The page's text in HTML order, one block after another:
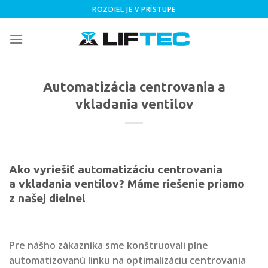
to
content
ROZDIEL JE V PRÍSTUPE
Automatizácia centrovania a
vkladania ventilov
Ako vyriešiť automatizáciu centrovania
a vkladania ventilov? Máme riešenie priamo
z našej dielne!
Pre nášho zákazníka sme konštruovali plne
automatizovanú linku na optimalizáciu centrovania